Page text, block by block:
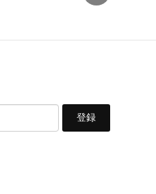
登録